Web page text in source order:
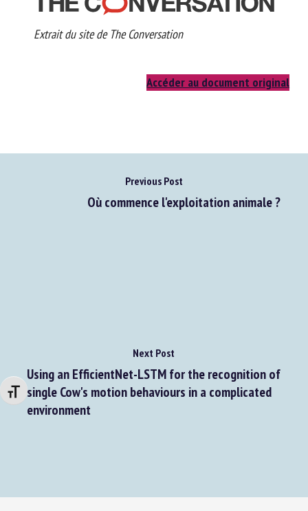
Changer la taille de la police
Extrait du site de The Conversation
Accéder au document original
Previous Post
Où commence l'exploitation animale ?
Next Post
Using an EfficientNet-LSTM for the recognition of
single Cow's motion behaviours in a complicated
environment